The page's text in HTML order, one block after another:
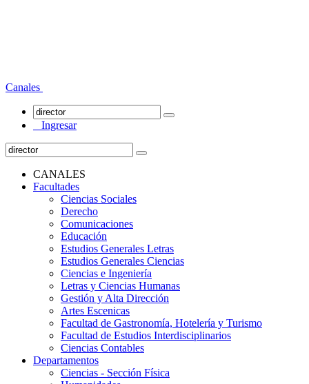
Canales
Ingresar
CANALES
Facultades
Ciencias Sociales
Derecho
Comunicaciones
Educación
Estudios Generales Letras
Estudios Generales Ciencias
Ciencias e Ingeniería
Letras y Ciencias Humanas
Gestión y Alta Dirección
Artes Escenicas
Facultad de Gastronomía, Hotelería y Turismo
Facultad de Estudios Interdisciplinarios
Ciencias Contables
Departamentos
Ciencias - Sección Física